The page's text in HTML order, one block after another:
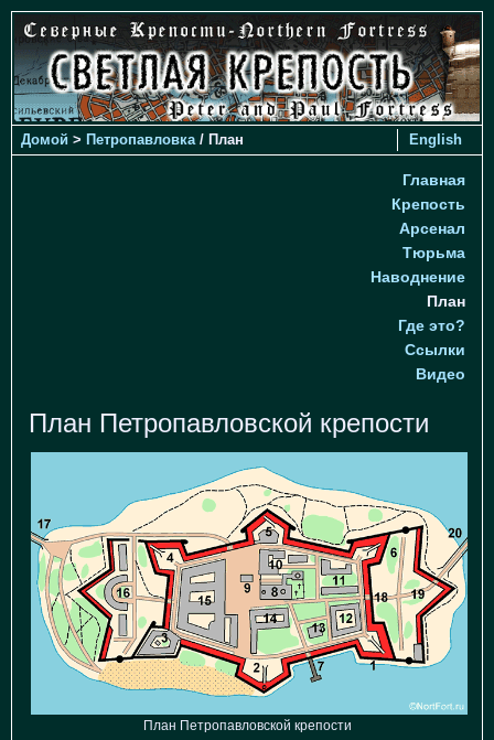
English
Домой > Петропавловка / План
Главная
Крепость
Арсенал
Тюрьма
Наводнение
План
Где это?
Ссылки
Видео
План Петропавловской крепости
План Петропавловской крепости